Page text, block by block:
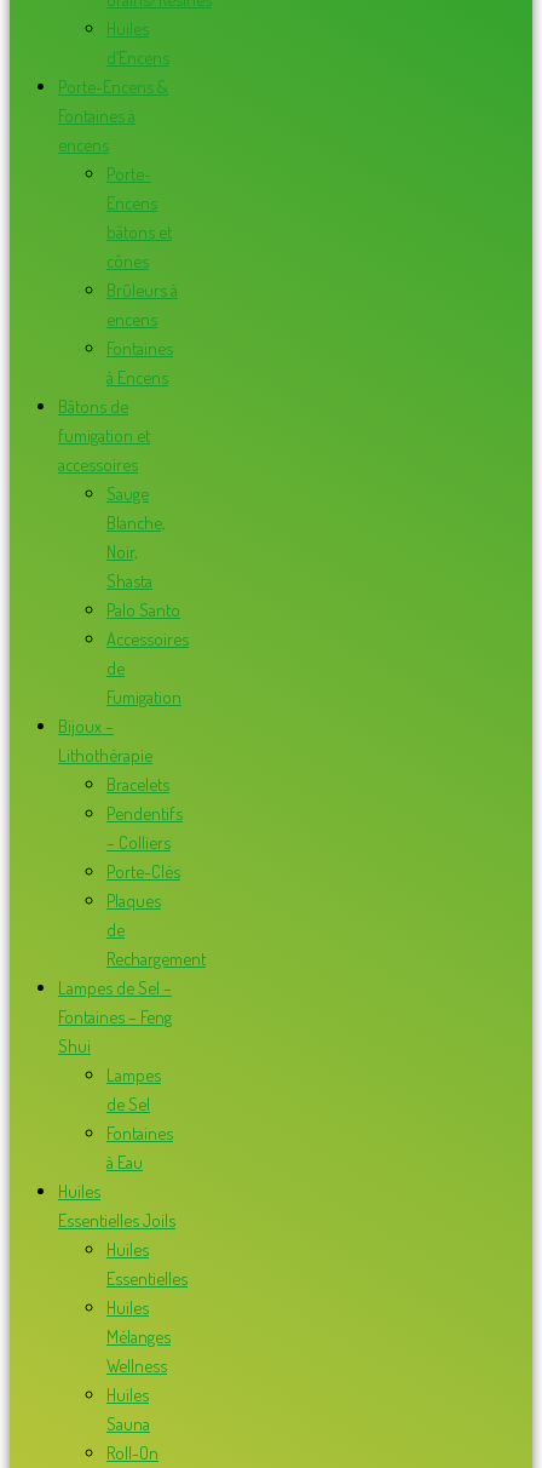
Huiles
d’Encens
Porte-Encens &
Fontaines à
encens
Porte-
Encens
bâtons et
cônes
Brûleurs à
encens
Fontaines
à Encens
Bâtons de
fumigation et
accessoires
Sauge
Blanche,
Noir,
Shasta
Palo Santo
Accessoires
de
Fumigation
Bijoux –
Lithothérapie
Bracelets
Pendentifs
– Colliers
Porte-Clés
Plaques
de
Rechargement
Lampes de Sel –
Fontaines – Feng
Shui
Lampes
de Sel
Fontaines
à Eau
Huiles
Essentielles Joils
Huiles
Essentielles
Huiles
Mélanges
Wellness
Huiles
Sauna
Roll-On